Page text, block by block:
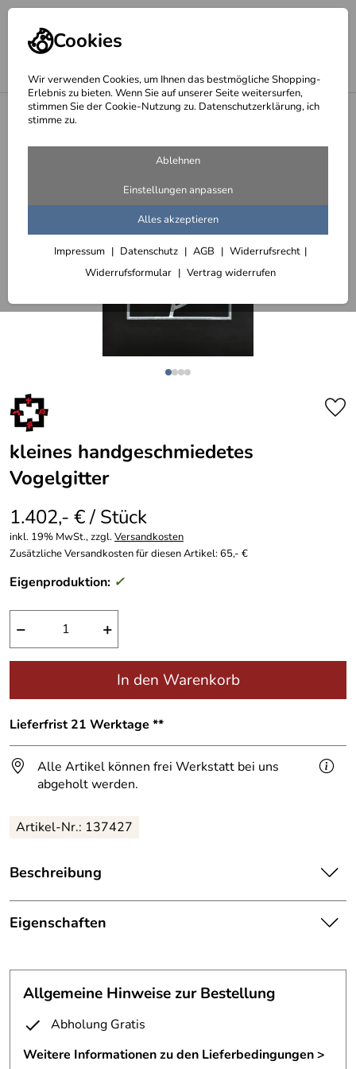
Cookies
Wir verwenden Cookies, um Ihnen das bestmögliche Shopping-
Erlebnis zu bieten. Wenn Sie auf unserer Seite weitersurfen,
stimmen Sie der Cookie-Nutzung zu. Datenschutzerklärung, ich
stimme zu.
Ablehnen
Einstellungen anpassen
Alles akzeptieren
Impressum Datenschutz AGB
Widerrufsrecht
Widerrufsformular
Vertrag widerrufen
Fenstergitter zur Selbstmontage
kleines handgeschmiedetes
Vogelgitter
1.402,- € / Stück
inkl. 19% MwSt., zzgl.Versandkosten
Zusätzliche Versandkosten für diesen Artikel: 65,- €
Eigenproduktion: ✓
− +
In den Warenkorb
Lieferfrist 21 Werktage **
Alle Artikel können frei Werkstatt bei uns
abgeholt werden.
Artikel-Nr.: 137427
Beschreibung
Kleines handgeschmiedetes Vogelgitter.
Dieses Astgitter aus feuerverzinktem Stahl mit einem
Rundeisen,
mit 1 gelaserten Stahlvogel,
Eigenschaften
Äste:
Rundeisen konisch
handgeschmiedet
Mindest
Berechnungsm
1 qm
Allgemeine Hinweise zur Bestellung
Abholung Gratis
Weitere Informationen zu den Lieferbedingungen >